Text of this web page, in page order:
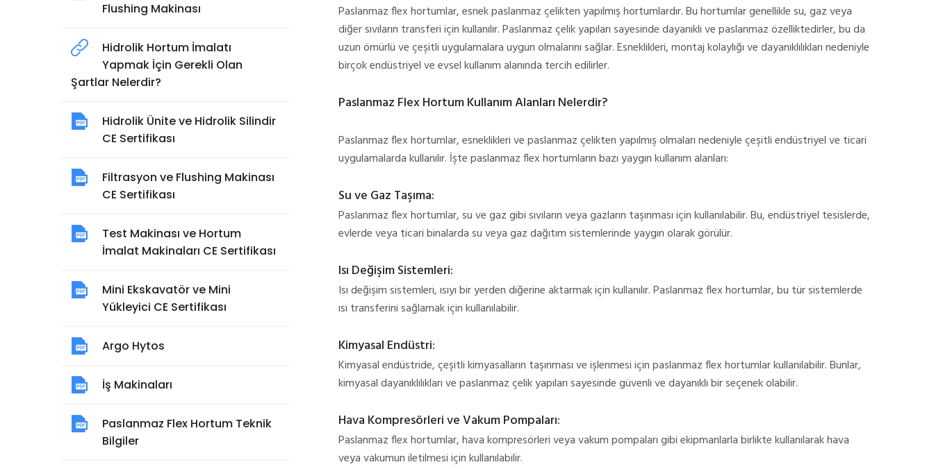
Paslanmaz flex hortumlar, esnek paslanmaz çelikten yapılmış hortumlardır. Bu hortumlar genellikle su, gaz veya
diğer sıvıların transferi için kullanılır. Paslanmaz çelik yapıları sayesinde dayanıklı ve paslanmaz özelliktedirler, bu da
uzun ömürlü ve çeşitli uygulamalara uygun olmalarını sağlar. Esneklikleri, montaj kolaylığı ve dayanıklılıkları nedeniyle
birçok endüstriyel ve evsel kullanım alanında tercih edilirler.
Paslanmaz Flex Hortum Kullanım Alanları Nelerdir?
Paslanmaz flex hortumlar, esneklikleri ve paslanmaz çelikten yapılmış olmaları nedeniyle çeşitli endüstriyel ve ticari
uygulamalarda kullanılır. İşte paslanmaz flex hortumların bazı yaygın kullanım alanları:
Su ve Gaz Taşıma:
Paslanmaz flex hortumlar, su ve gaz gibi sıvıların veya gazların taşınması için kullanılabilir. Bu, endüstriyel tesislerde,
evlerde veya ticari binalarda su veya gaz dağıtım sistemlerinde yaygın olarak görülür.
Isı Değişim Sistemleri:
Isı değişim sistemleri, ısıyı bir yerden diğerine aktarmak için kullanılır. Paslanmaz flex hortumlar, bu tür sistemlerde
ısı transferini sağlamak için kullanılabilir.
Kimyasal Endüstri:
Kimyasal endüstride, çeşitli kimyasalların taşınması ve işlenmesi için paslanmaz flex hortumlar kullanılabilir. Bunlar,
kimyasal dayanıklılıkları ve paslanmaz çelik yapıları sayesinde güvenli ve dayanıklı bir seçenek olabilir.
Hava Kompresörleri ve Vakum Pompaları:
Paslanmaz flex hortumlar, hava kompresörleri veya vakum pompaları gibi ekipmanlarla birlikte kullanılarak hava
veya vakumun iletilmesi için kullanılabilir.
Flushing Makinası
Hidrolik Hortum İmalatı
Yapmak İçin Gerekli Olan
Şartlar Nelerdir?
Hidrolik Ünite ve Hidrolik Silindir
CE Sertifikası
Filtrasyon ve Flushing Makinası
CE Sertifikası
Test Makinası ve Hortum
İmalat Makinaları CE Sertifikası
Mini Ekskavatör ve Mini
Yükleyici CE Sertifikası
Argo Hytos
İş Makinaları
Paslanmaz Flex Hortum Teknik
Bilgiler